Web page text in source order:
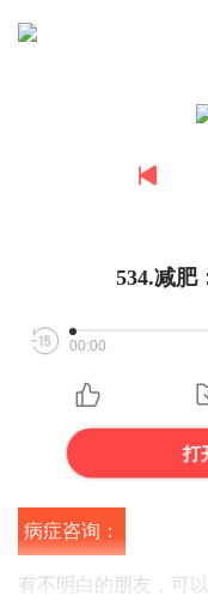
534.减肥
00:00
打
病症咨询：
有不明白的朋友，可